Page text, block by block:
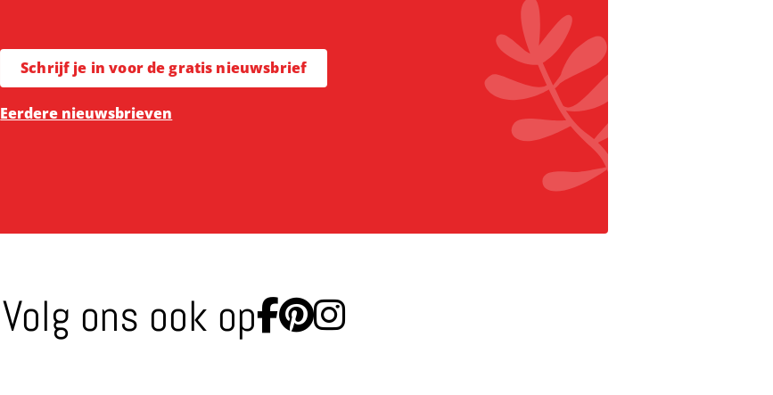
Schrijf je in voor de gratis nieuwsbrief
Eerdere nieuwsbrieven
Volg ons ook op Ga naar Facebook
Ga naar Pinterest
Ga naar Instagram